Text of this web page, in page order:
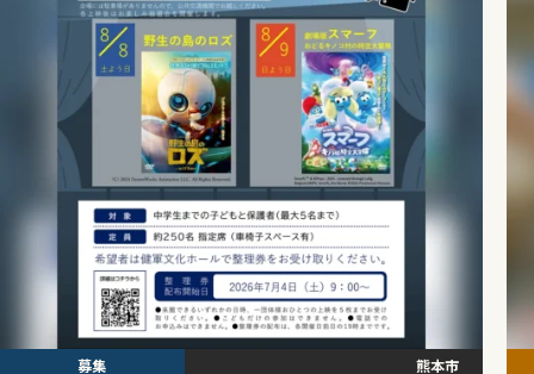
熊本市